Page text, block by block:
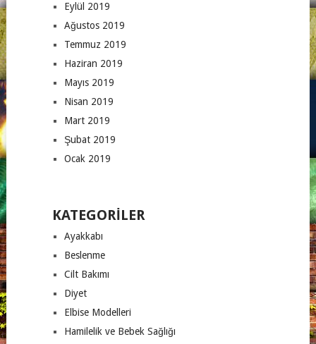
Eylül 2019
Ağustos 2019
Temmuz 2019
Haziran 2019
Mayıs 2019
Nisan 2019
Mart 2019
Şubat 2019
Ocak 2019
KATEGORILER
Ayakkabı
Beslenme
Cilt Bakımı
Diyet
Elbise Modelleri
Hamilelik ve Bebek Sağlığı